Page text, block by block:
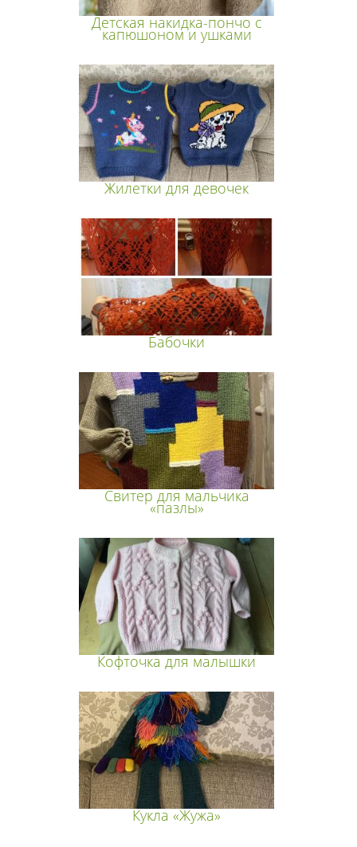
Детская накидка-пончо с
капюшоном и ушками
Жилетки для девочек
Бабочки
Свитер для мальчика
«пазлы»
Кофточка для малышки
Кукла «Жужа»